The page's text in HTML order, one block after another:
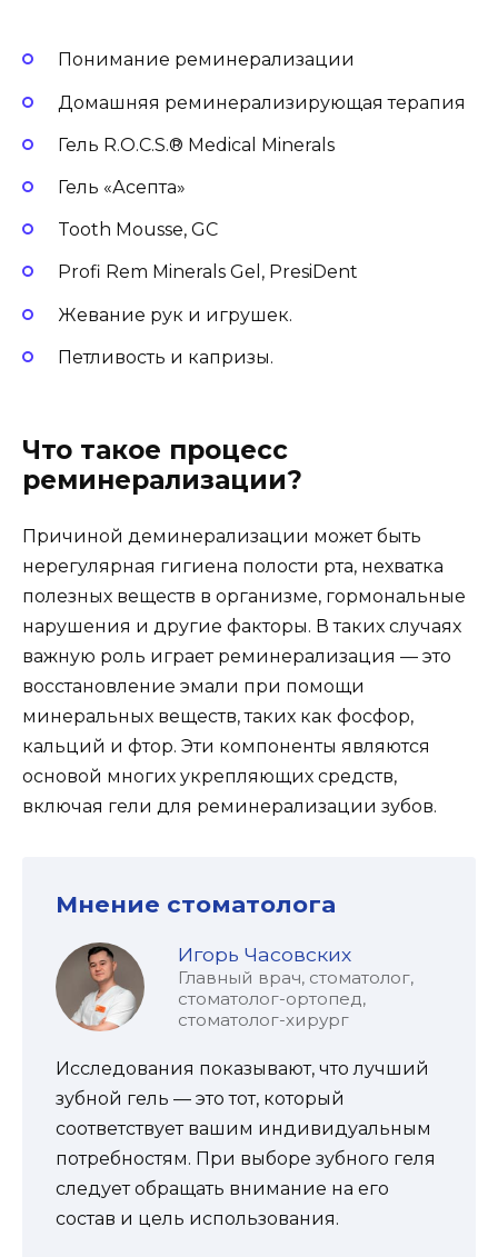
Понимание реминерализации
Домашняя реминерализирующая терапия
Гель R.O.C.S.® Medical Minerals
Гель «Асепта»
Tooth Mousse, GC
Profi Rem Minerals Gel, PresiDent
Жевание рук и игрушек.
Петливость и капризы.
Что такое процесс
реминерализации?
Причиной деминерализации может быть
нерегулярная гигиена полости рта, нехватка
полезных веществ в организме, гормональные
нарушения и другие факторы. В таких случаях
важную роль играет реминерализация — это
восстановление эмали при помощи
минеральных веществ, таких как фосфор,
кальций и фтор. Эти компоненты являются
основой многих укрепляющих средств,
включая гели для реминерализации зубов.
Мнение стоматолога
Игорь Часовских
Главный врач, стоматолог,
стоматолог-ортопед,
стоматолог-хирург
Исследования показывают, что лучший
зубной гель — это тот, который
соответствует вашим индивидуальным
потребностям. При выборе зубного геля
следует обращать внимание на его
состав и цель использования.